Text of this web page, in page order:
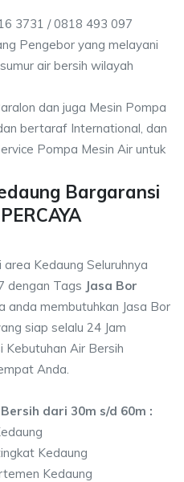
3731 / 0818 493 097
Pengebor yang melayani
air bersih wilayah
dan juga Mesin Pompa
bertaraf International, dan
Pompa Mesin Air untuk
Bargaransi
Kedaung Seluruhnya
dengan Tags Jasa Bor
anda membutuhkan Jasa Bor
siap selalu 24 Jam
Kebutuhan Air Bersih
Anda.
dari 30m s/d 60m :
Kedaung
Kedaung